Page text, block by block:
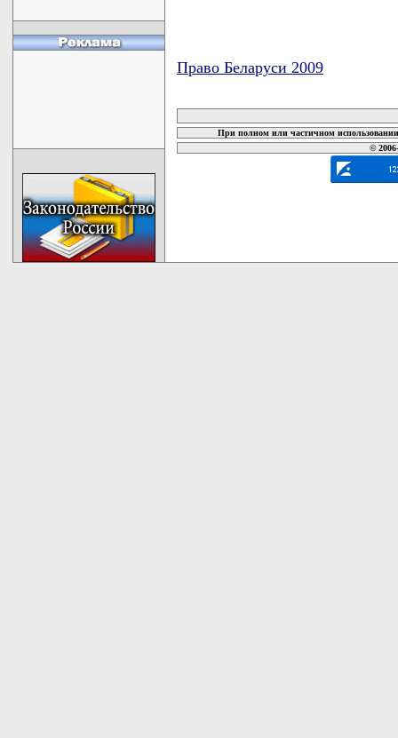
Право Беларуси 2009
При полном или частичном
©